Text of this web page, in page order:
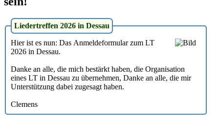
Liedertreffen 2026 in Dessau
Hier ist es nun: Das Anmeldeformular zum LT
2026 in Dessau.
Danke an alle, die mich bestärkt haben, die Organisation
eines LT in Dessau zu übernehmen, Danke an alle, die mir
Unterstützung dabei zugesagt haben.
Clemens